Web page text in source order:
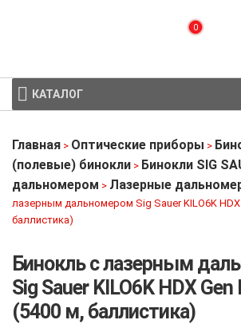
0
КАТАЛОГ
Главная > Оптические приборы >
(полевые) бинокли > Бинокли SIG
дальномером > Лазерные
лазерным дальномером Sig Sauer KILO6K HDX
баллистика)
Бинокль с лазерным
Sig Sauer KILO6K HDX Gen
(5400 м, баллистика)